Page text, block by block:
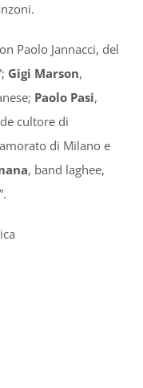
Paolo Jannacci, del
Gigi Marson,
Paolo Pasi,
cultore di
di Milano e
, band laghee,